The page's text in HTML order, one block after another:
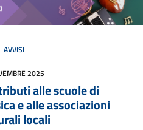
AVVISI
2025
alle scuole di
e alle associazioni
locali